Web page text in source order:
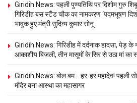
Giridih News: पहली पुण्यतिथि पर दिशोम गुरु
गिरिडीह बस स्टैंड चौक का नामकरण ‘पद्मभूषण
भावुक हुए मंत्री सुदिव्य कुमार सोनू
Giridih News: गिरिडीह में दर्दनाक हादसा, पेड़ के
आकाशीय बिजली, तीन मासूमों के सिर से उठा मां का
Giridih News: बोल बम… हर-हर महादेव! पहली
मंदिर बना आस्था का महासागर